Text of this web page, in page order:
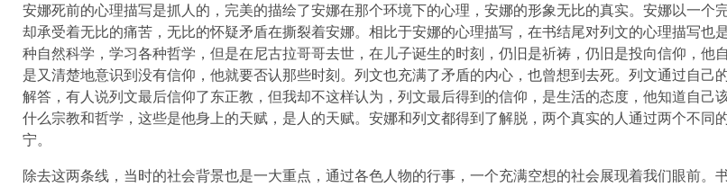
安娜死前的心理描写是抓人的，完美的描绘了安娜在那个环境下的心理，安娜的形象无比的真实。安娜以一个
却承受着无比的痛苦，无比的怀疑矛盾在撕裂着安娜。相比于安娜的心理描写，在书结尾对列文的心理描写也
种自然科学，学习各种哲学，但是在尼古拉哥哥去世，在儿子诞生的时刻，仍旧是祈祷，仍旧是投向信仰，他
是又清楚地意识到没有信仰，他就要否认那些时刻。列文也充满了矛盾的内心，也曾想到去死。列文通过自己
解答，有人说列文最后信仰了东正教，但我却不这样认为，列文最后得到的信仰，是生活的态度，他知道自己
什么宗教和哲学，这些是他身上的天赋，是人的天赋。安娜和列文都得到了解脱，两个真实的人通过两个不同
宁。
除去这两条线，当时的社会背景也是一大重点，通过各色人物的行事，一个充满空想的社会展现着我们眼前。